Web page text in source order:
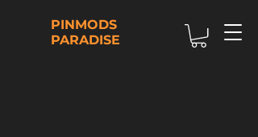
PINMODS
PARADISE